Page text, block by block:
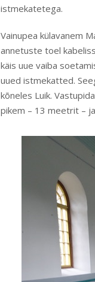
istmekatetega.
Vainupea külavanem
annetuste toel
käis uue vaiba
uued istmekatted.
kõneles Luik.
pikem – 13 meetrit –